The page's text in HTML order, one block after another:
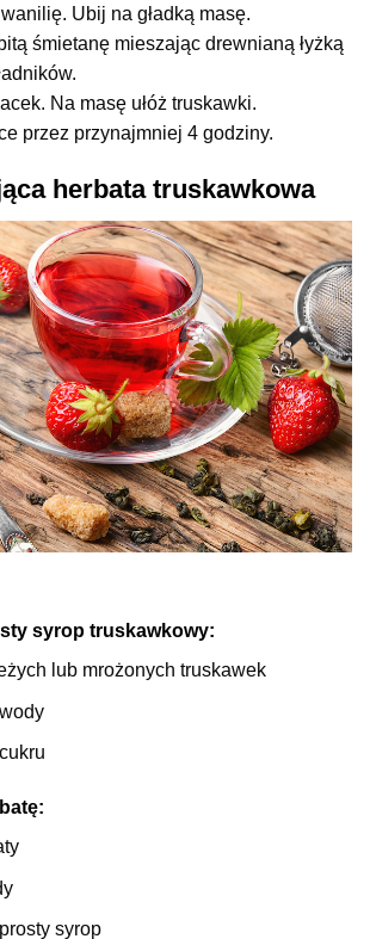
Ubij na gładką masę.
śmietanę mieszając drewnianą łyżką
Na masę ułóż truskawki.
przez przynajmniej 4 godziny.
herbata truskawkowa
syrop truskawkowy:
lub mrożonych truskawek
syrop